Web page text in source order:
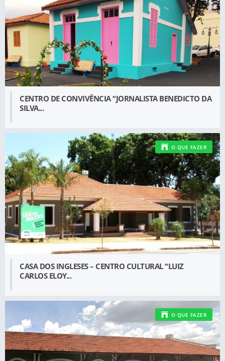
CENTRO DE CONVIVÊNCIA “JORNALISTA BENEDICTO DA
SILVA...
CASA DOS INGLESES – CENTRO CULTURAL “LUIZ
CARLOS ELOY...
O QUE FAZER
O QUE FAZER